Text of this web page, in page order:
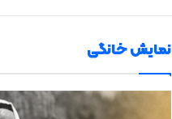
نمایش خانگی